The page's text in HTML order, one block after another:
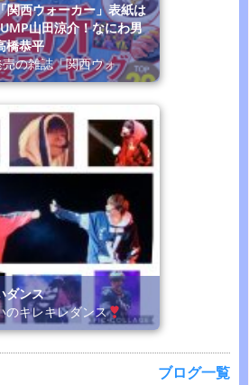
関西ウォーカー」表紙は
山田涼介！なにわ男
橋恭平
の雑誌「関西ウォ
ダンス
のキレキレダンス
ブログ一覧